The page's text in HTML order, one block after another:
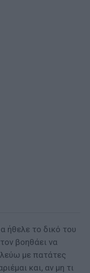
ήθελε το δικό του
βοηθάει να
με πατάτες
και, αν μη τι